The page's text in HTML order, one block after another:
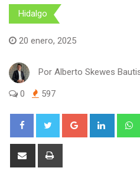
Hidalgo
20 enero, 2025
Por Alberto Skewes
0 597
Google+ LinkedIn
Share